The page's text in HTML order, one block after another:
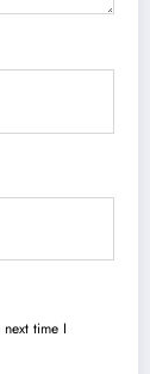
time I